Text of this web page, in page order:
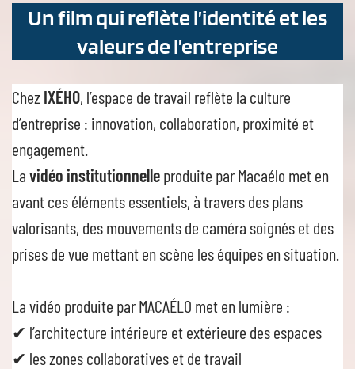
Un film qui reflète l’identité et les
valeurs de l’entreprise
ChezIXÉHO, l’espace de travail reflète la culture
d’entreprise : innovation, collaboration, proximité et
engagement.
Lavidéo institutionnelleproduite par Macaélo met en
avant ces éléments essentiels, à travers des plans
valorisants, des mouvements de caméra soignés et des
prises de vue mettant en scène les équipes en situation.
La vidéo produite par MACAÉLO met en lumière :
✔ l’architecture intérieure et extérieure des espaces
✔ les zones collaboratives et de travail